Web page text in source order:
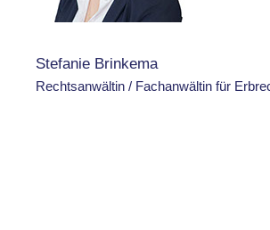
Stefanie Brinkema
Rechtsanwältin / Fachanwältin für